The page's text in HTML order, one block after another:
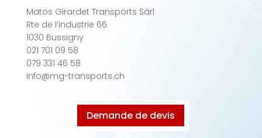
Matos Girardet Transports Sàrl
Rte de l’industrie 66
1030 Bussigny
021 701 09 58
079 331 46 58
info@mg-transports.ch
Demande de devis